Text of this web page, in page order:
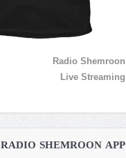
Radio Shemroon
Live Streaming
RADIO SHEMROON APP